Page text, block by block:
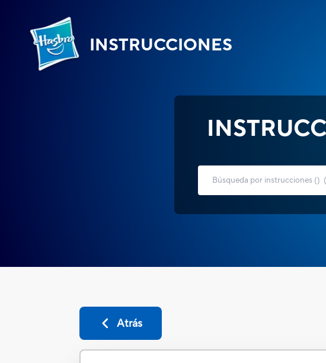
INSTRUCCIONES
Atrás